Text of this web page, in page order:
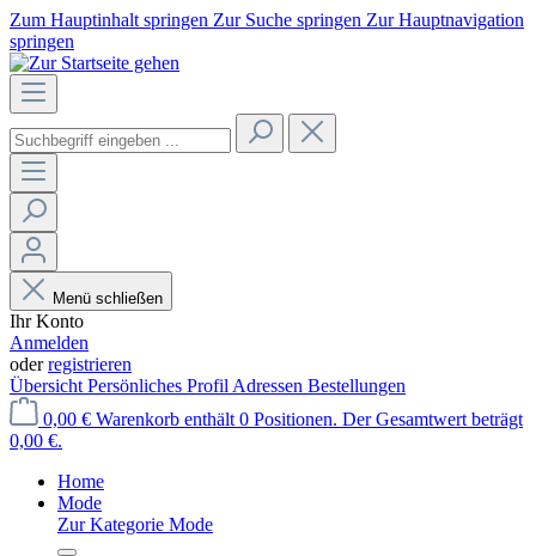
Zum Hauptinhalt springen Zur Suche springen Zur Hauptnavigation
springen
Menü schließen
Ihr Konto
Anmelden
oderregistrieren
Übersicht Persönliches Profil Adressen Bestellungen
0,00 € Warenkorb enthält 0 Positionen. Der Gesamtwert beträgt
0,00 €.
Home
Mode
Zur Kategorie Mode